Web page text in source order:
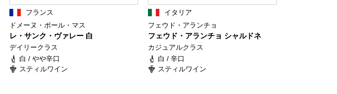
フランス
ドメーヌ・ポール・マス
レ・サンク・ヴァレー 白
デイリークラス
白 / やや辛口
スティルワイン
イタリア
フェウド・アランチョ
フェウド・アランチョ シャルドネ
カジュアルクラス
白 / 辛口
スティルワイン